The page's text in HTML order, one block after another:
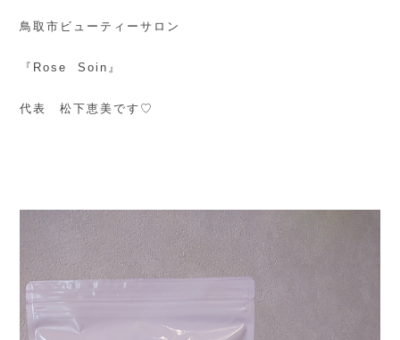
鳥取市ビューティーサロン
『Rose Soin』
代表 松下恵美です♡